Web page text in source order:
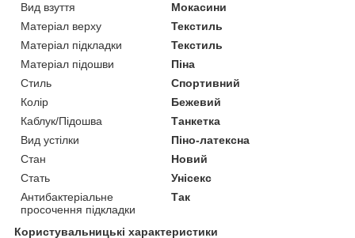
Вид взуття
Мокасини
Матеріал верху
Текстиль
Матеріал підкладки
Текстиль
Матеріал підошви
Піна
Стиль
Спортивний
Колір
Бежевий
Каблук/Підошва
Танкетка
Вид устілки
Піно-латексна
Стан
Новий
Стать
Унісекс
Антибактеріальне
просочення підкладки
Так
Користувальницькі характеристики